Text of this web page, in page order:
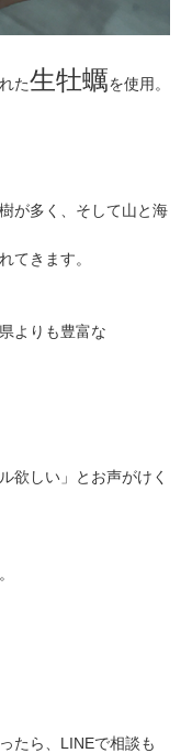
た生牡蠣を使用。
が多く、そして山と海
てきます。
よりも豊富な
欲しい」とお声がけく
たら、LINEで相談も